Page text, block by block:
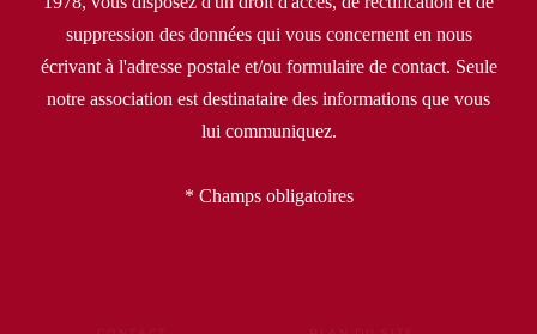
suppression des données qui vous concernent en nous
écrivant à l'adresse postale et/ou formulaire de contact. Seule
notre association est destinataire des informations que vous
lui communiquez.
* Champs obligatoires